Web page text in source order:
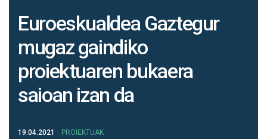
Euroeskualdea Gaztegur
mugaz gaindiko
proiektuaren bukaera
saioan izan da
19.04.2021 PROIEKTUAK